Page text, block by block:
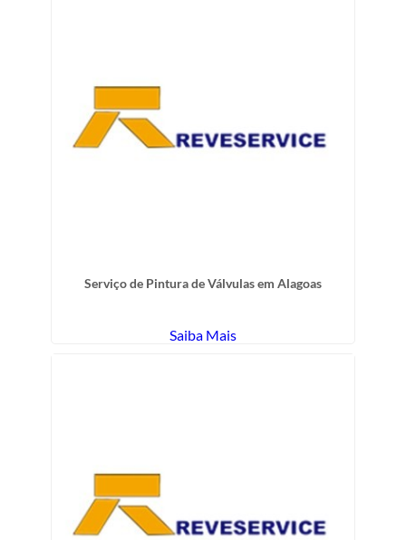
Serviço de Pintura de Válvulas em Alagoas
Saiba Mais